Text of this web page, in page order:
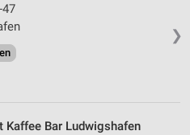
❯
Kaffee Bar Ludwigshafen